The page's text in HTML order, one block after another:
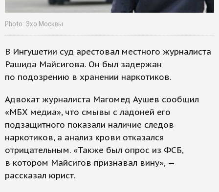
Photo: Эхо Москвы
В Ингушетии суд арестовал местного журналиста
Рашида Майсигова. Он был задержан
по подозрению в хранении наркотиков.
Адвокат журналиста Магомед Аушев сообщил
«МБХ медиа», что смывы с ладоней его
подзащитного показали наличие следов
наркотиков, а анализ крови отказался
отрицательным. «Также был опрос из ФСБ,
в котором Майсигов признавал вину», —
рассказал юрист.